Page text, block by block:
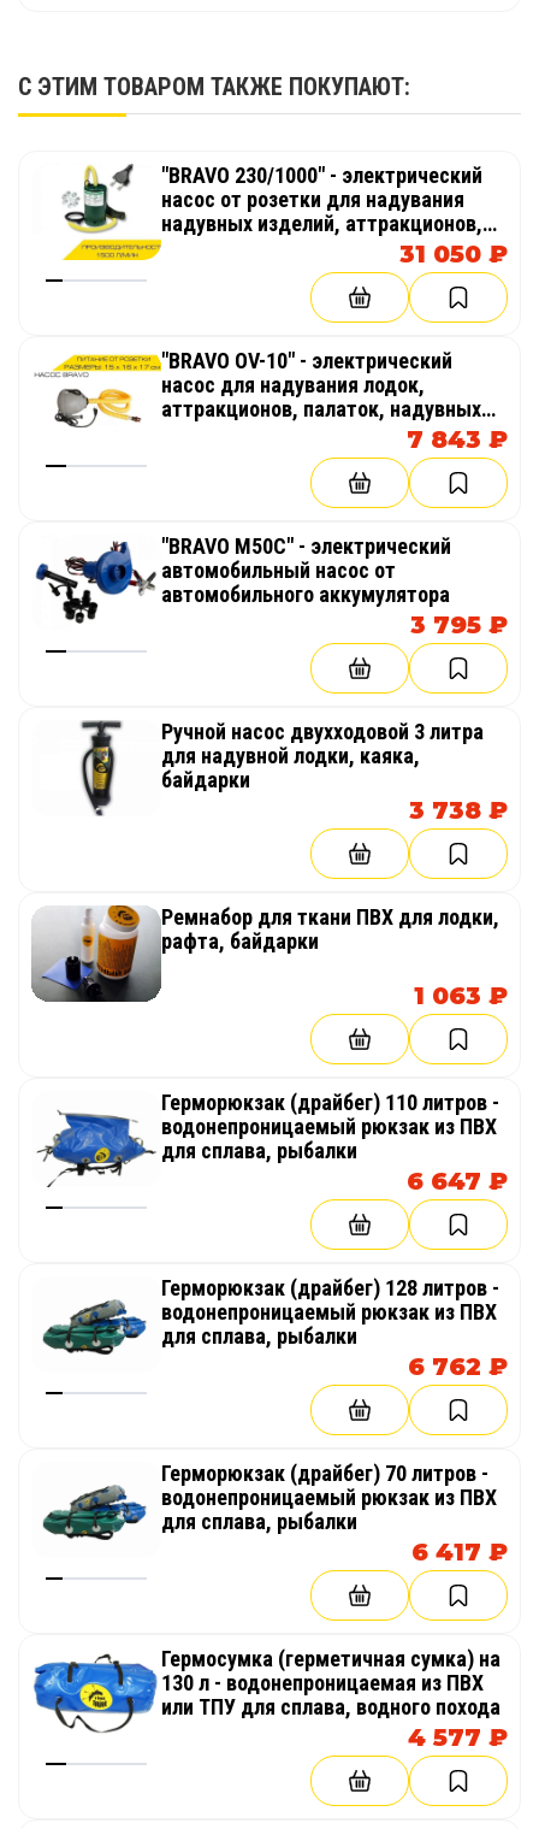
С ЭТИМ ТОВАРОМ ТАКЖЕ ПОКУПАЮТ:
"BRAVO 230/1000" - электрический
насос от розетки для надувания
надувных изделий, аттракционов,
31 050 ₽
"BRAVO OV-10" - электрический
насос для надувания лодок,
аттракционов, палаток, надувных
7 843 ₽
"BRAVO M50C" - электрический
автомобильный насос от
автомобильного аккумулятора
3 795 ₽
Ручной насос двухходовой 3 литра
для надувной лодки, каяка,
байдарки
3 738 ₽
Ремнабор для ткани ПВХ для лодки,
рафта, байдарки
1 063 ₽
Герморюкзак (драйбег) 110 литров -
водонепроницаемый рюкзак из ПВХ
для сплава, рыбалки
6 647 ₽
Герморюкзак (драйбег) 128 литров -
водонепроницаемый рюкзак из ПВХ
для сплава, рыбалки
6 762 ₽
Герморюкзак (драйбег) 70 литров -
водонепроницаемый рюкзак из ПВХ
для сплава, рыбалки
6 417 ₽
Гермосумка (герметичная сумка) на
130 л - водонепроницаемая из ПВХ
или ТПУ для сплава, водного похода
4 577 ₽